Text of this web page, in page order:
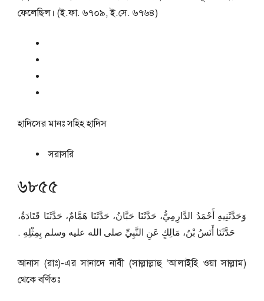
ফেলেছিল। (ই.ফা. ৬৭০৯, ই.সে. ৬৭৬৪)
হাদিসের মানঃসহিহ হাদিস
সরাসরি
৬৮৫৫
وَحَدَّثَنِيهِ أَحْمَدُ الدَّارِمِيُّ، حَدَّثَنَا حَبَّانُ، حَدَّثَنَا هَمَّامٌ، حَدَّثَنَا قَتَادَةُ،
حَدَّثَنَا أَنَسُ بْنُ، مَالِكٍ عَنِ النَّبِيِّ صلى الله عليه وسلم بِمِثْلِهِ ‏.‏
আনাস (রাঃ)-এর সানাদে নাবী (সাল্লাল্লাহু ‘আলাইহি ওয়া সাল্লাম)
থেকে বর্ণিতঃ